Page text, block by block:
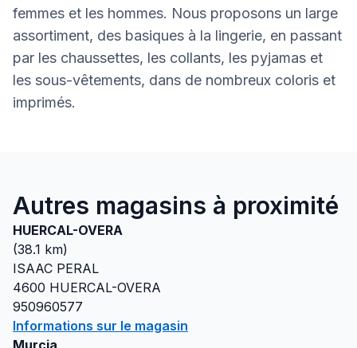
femmes et les hommes. Nous proposons un large
assortiment, des basiques à la lingerie, en passant
par les chaussettes, les collants, les pyjamas et
les sous-vêtements, dans de nombreux coloris et
imprimés.
Autres magasins à proximité
HUERCAL-OVERA
(38.1 km)
ISAAC PERAL
4600 HUERCAL-OVERA
950960577
Informations sur le magasin
Murcia